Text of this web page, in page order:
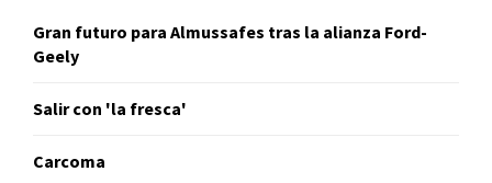
Gran futuro para Almussafes tras la alianza Ford-
Geely
Salir con 'la fresca'
Carcoma